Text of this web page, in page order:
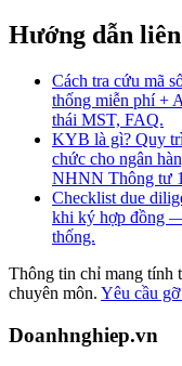
Hướng dẫn
Cách tra cứu mã
thống miễn phí +
thái MST, FAQ.
KYB là gì? Quy
chức cho ngân
NHNN Thông tư
Checklist due
khi ký hợp đồng
thống.
Thông tin chỉ mang tính
chuyên môn. Yêu cầu
Doanhnghiep.vn